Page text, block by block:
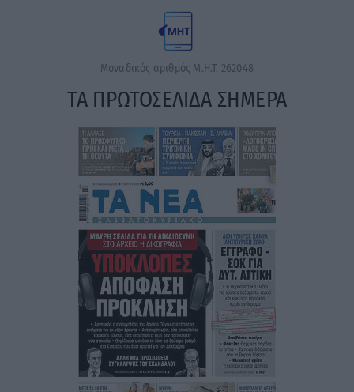
Μοναδικός αριθμός Μ.Η.Τ. 262048
ΤΑ ΠΡΩΤΟΣΕΛΙΔΑ ΣΗΜΕΡΑ